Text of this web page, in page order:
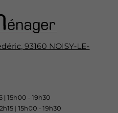
93160 NOISY-LE-
| 15h00 - 19h30
| 15h00 - 19h30